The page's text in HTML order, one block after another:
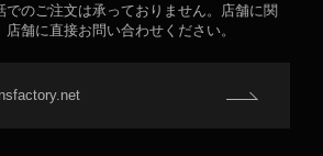
のご注文は承っておりません。店舗に関
舗に直接お問い合わせください。